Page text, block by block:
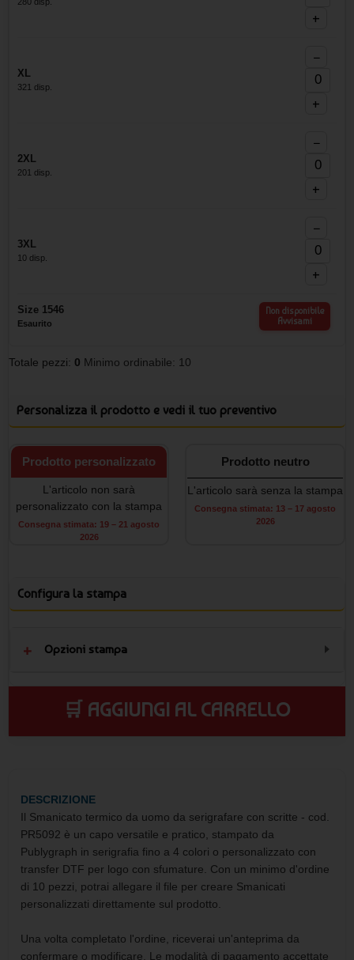
+
XL
321 disp.
−
+
2XL
201 disp.
−
+
3XL
10 disp.
−
+
Size 1546
Esaurito
Non disponibile
Avvisami
Totale pezzi: 0 Minimo ordinabile: 10
Personalizza il prodotto e vedi il tuo preventivo
Prodotto personalizzato
L'articolo non sarà
personalizzato con la stampa
Consegna stimata: 19 – 21 agosto
2026
Prodotto neutro
L'articolo sarà senza la stampa
Consegna stimata: 13 – 17 agosto
2026
Configura la stampa
Opzioni stampa
🛒 AGGIUNGI AL CARRELLO
DESCRIZIONE
Il Smanicato termico da uomo da serigrafare con scritte - cod.
PR5092 è un capo versatile e pratico, stampato da
Publygraph in serigrafia fino a 4 colori o personalizzato con
transfer DTF per logo con sfumature. Con un minimo d'ordine
di 10 pezzi, potrai allegare il file per creare Smanicati
personalizzati direttamente sul prodotto.
Una volta completato l'ordine, riceverai un'anteprima da
confermare o modificare. Le modalità di pagamento accettate